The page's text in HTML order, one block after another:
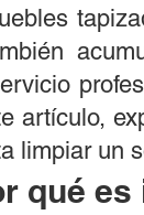
artículo,
limpiar un
qué